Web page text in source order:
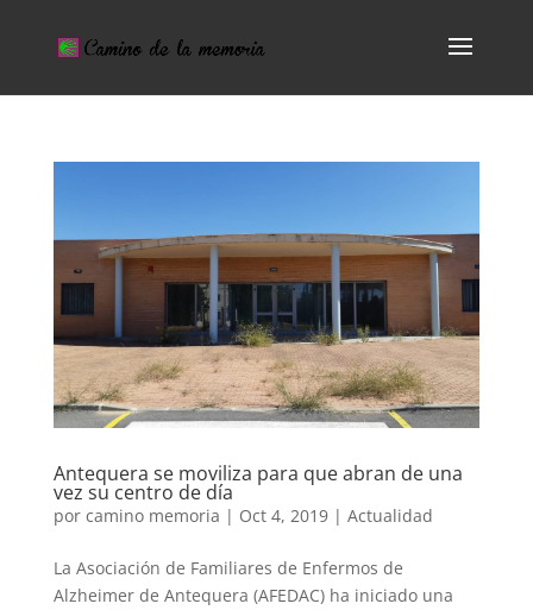
Antequera se moviliza para que abran de una
vez su centro de día
por camino memoria | Oct 4, 2019| Actualidad
La Asociación de Familiares de Enfermos de
Alzheimer de Antequera (AFEDAC) ha iniciado una